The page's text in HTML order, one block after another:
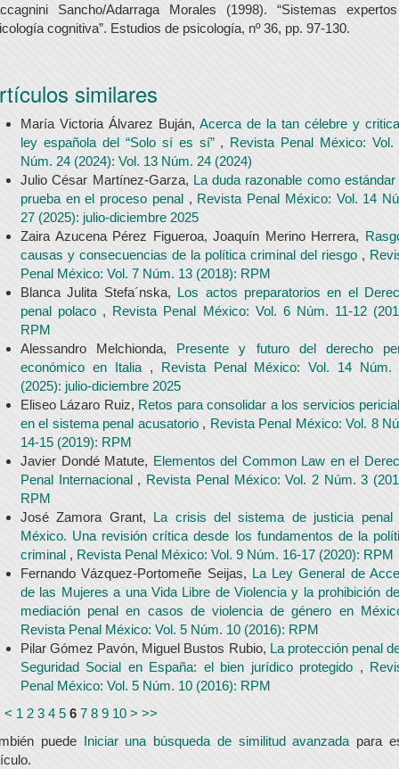
Sancho/Adarraga Morales (1998). “Sistemas
cognitiva”. Estudios de psicología, nº 36, pp. 97-130.
similares
María Victoria Álvarez Buján, Acerca de la tan célebre y
ley española del “Solo sí es sí” , Revista Penal México: Vol.
Núm. 24 (2024): Vol. 13 Núm. 24 (2024)
Julio César Martínez-Garza, La duda razonable como estándar
prueba en el proceso penal , Revista Penal México: Vol. 14
27 (2025): julio-diciembre 2025
Zaira Azucena Pérez Figueroa, Joaquín Merino Herrera,
causas y consecuencias de la política criminal del riesgo ,
Penal México: Vol. 7 Núm. 13 (2018): RPM
Blanca Julita Stefa´nska, Los actos preparatorios en el
penal polaco , Revista Penal México: Vol. 6 Núm. 11-12
RPM
Alessandro Melchionda, Presente y futuro del derecho
económico en Italia , Revista Penal México: Vol. 14 Núm.
(2025): julio-diciembre 2025
Eliseo Lázaro Ruiz, Retos para consolidar a los servicios
en el sistema penal acusatorio , Revista Penal México: Vol. 8
14-15 (2019): RPM
Javier Dondé Matute, Elementos del Common Law en el
Penal Internacional , Revista Penal México: Vol. 2 Núm. 3
RPM
José Zamora Grant, La crisis del sistema de justicia penal
México. Una revisión crítica desde los fundamentos de la
criminal , Revista Penal México: Vol. 9 Núm. 16-17 (2020): RPM
Fernando Vázquez-Portomeñe Seijas, La Ley General de
de las Mujeres a una Vida Libre de Violencia y la prohibición
mediación penal en casos de violencia de género en
Revista Penal México: Vol. 5 Núm. 10 (2016): RPM
Pilar Gómez Pavón, Miguel Bustos Rubio, La protección penal
Seguridad Social en España: el bien jurídico protegido ,
Penal México: Vol. 5 Núm. 10 (2016): RPM
< 1 2 3 4 5 6 7 8 9 10 > >>
puede Iniciar una búsqueda de similitud avanzada para